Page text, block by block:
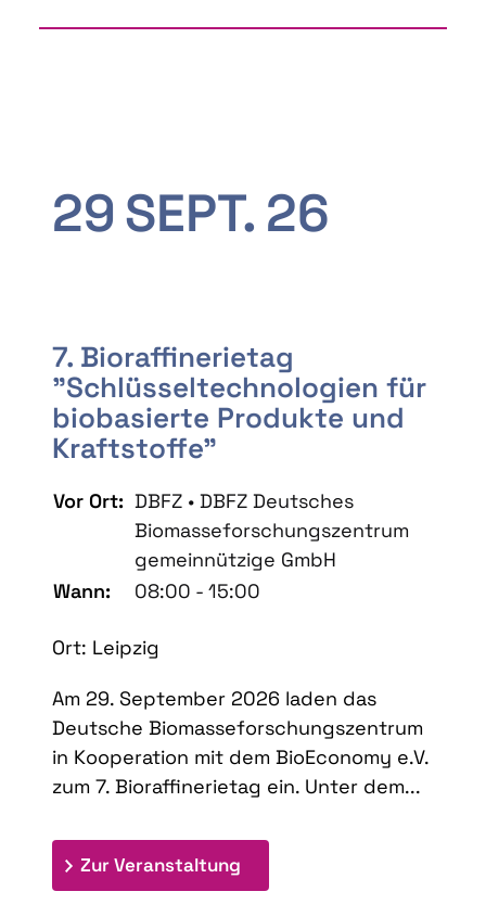
29SEPT. 26
7. Bioraffinerietag
"Schlüsseltechnologien für
biobasierte Produkte und
Kraftstoffe"
Vor Ort: DBFZ • DBFZ Deutsches
Biomasseforschungszentrum
gemeinnützige GmbH
Wann:
08:00 - 15:00
Ort: Leipzig
Am 29. September 2026 laden das
Deutsche Biomasseforschungszentrum
in Kooperation mit dem BioEconomy e.V.
zum 7. Bioraffinerietag ein. Unter dem...
Zur Veranstaltung